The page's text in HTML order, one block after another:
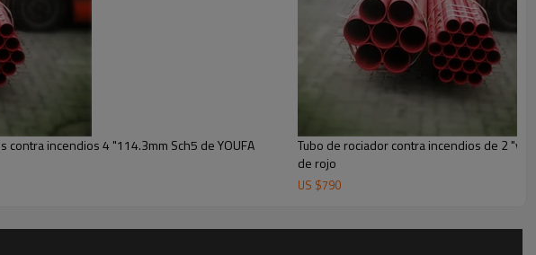
contra incendios 4 "114.3mm Sch5 de YOUFA
Tubo de rociador contra incendios de 2 "y
de rojo
US $790